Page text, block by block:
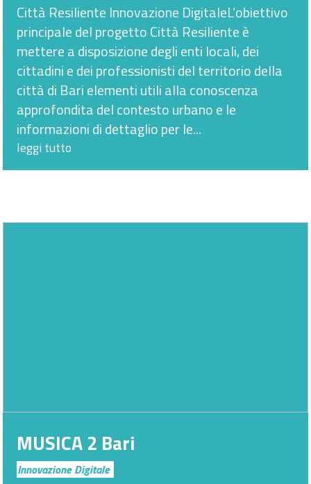
Città Resiliente Innovazione DigitaleL’obiettivo
principale del progetto Città Resiliente è
mettere a disposizione degli enti locali, dei
cittadini e dei professionisti del territorio della
città di Bari elementi utili alla conoscenza
approfondita del contesto urbano e le
informazioni di dettaglio per le...
leggi tutto
MUSICA 2 Bari
Innovazione Digitale